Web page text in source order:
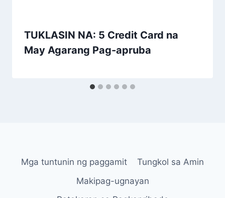
TUKLASIN NA: 5 Credit Card na
May Agarang Pag-apruba
Mga tuntunin ng paggamit
Tungkol sa Amin
Makipag-ugnayan